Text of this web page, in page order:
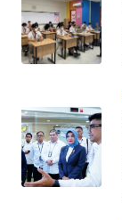
WN
SERAMBI
WN
SULTRA